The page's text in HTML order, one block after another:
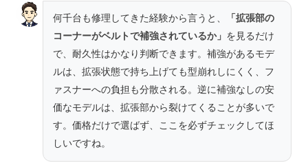
何千台も修理してきた経験から言うと、
「拡張部の
コーナーがベルトで補強されているか」 を見るだけ
で、耐久性はかなり判断できます。補強があるモデ
ルは、拡張状態で持ち上げても型崩れしにくく、フ
ァスナーへの負担も分散される。逆に補強なしの安
価なモデルは、拡張部から裂けてくることが多いで
す。価格だけで選ばず、ここを必ずチェックしてほ
しいですね。